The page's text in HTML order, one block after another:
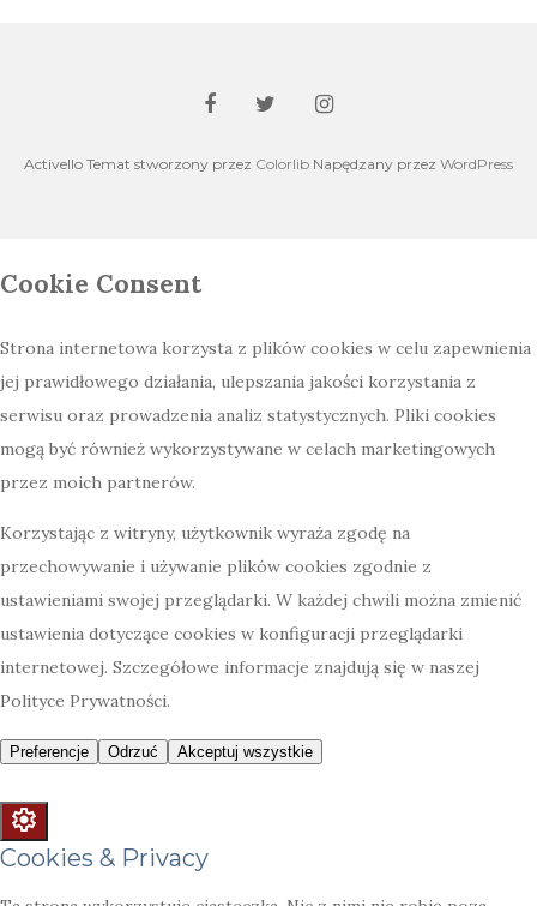
Activello Temat stworzony przez Colorlib Napędzany przez WordPress
Cookies & Privacy